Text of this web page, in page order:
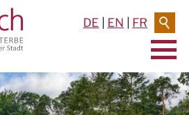
DE EN FR
TERMINE